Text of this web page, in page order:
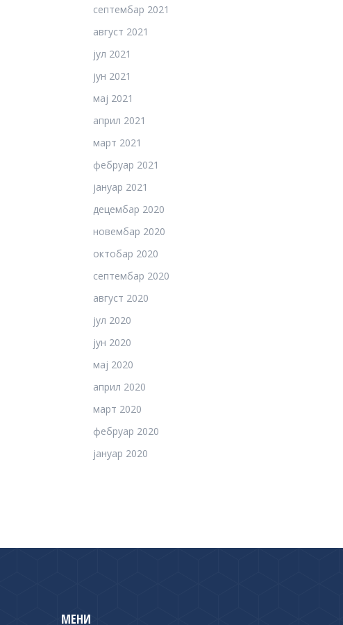
септембар 2021
август 2021
јул 2021
јун 2021
мај 2021
април 2021
март 2021
фебруар 2021
јануар 2021
децембар 2020
новембар 2020
октобар 2020
септембар 2020
август 2020
јул 2020
јун 2020
мај 2020
април 2020
март 2020
фебруар 2020
јануар 2020
МЕНИ